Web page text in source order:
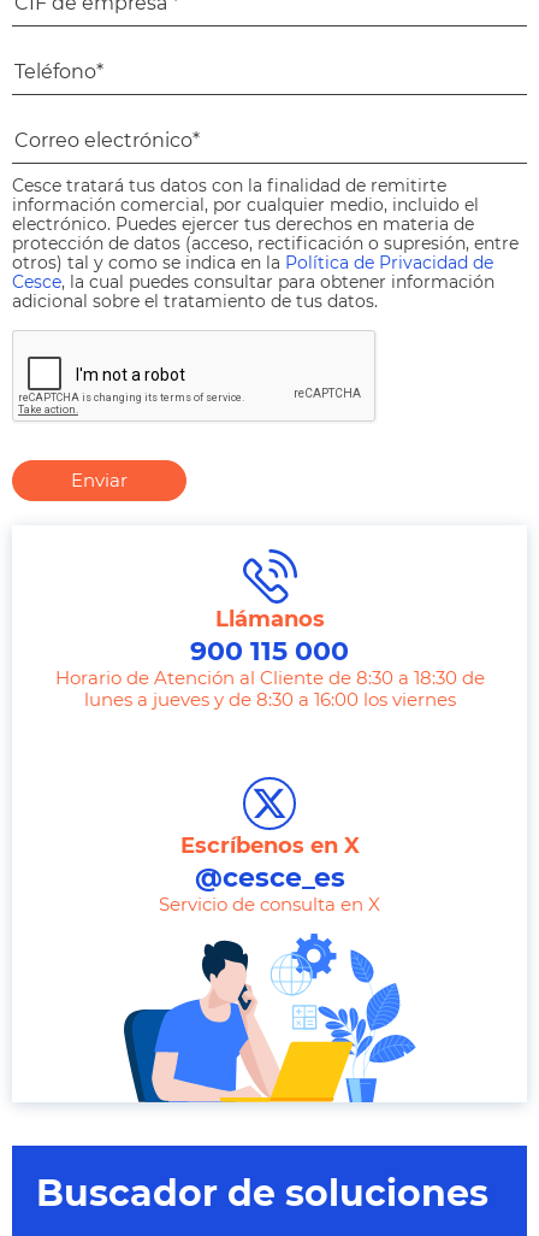
Llámanos
900 115 000
Horario de Atención al Cliente de 8:30 a 18:30 de
lunes a jueves y de 8:30 a 16:00 los viernes
Escríbenos en X
@cesce_es
Servicio de consulta en X
Cesce tratará tus datos con la finalidad de remitirte
información comercial, por cualquier medio, incluido el
electrónico. Puedes ejercer tus derechos en materia de
protección de datos (acceso, rectificación o supresión, entre
otros) tal y como se indica en la Política de Privacidad de
Cesce, la cual puedes consultar para obtener información
adicional sobre el tratamiento de tus datos.
Enviar
Buscador de soluciones